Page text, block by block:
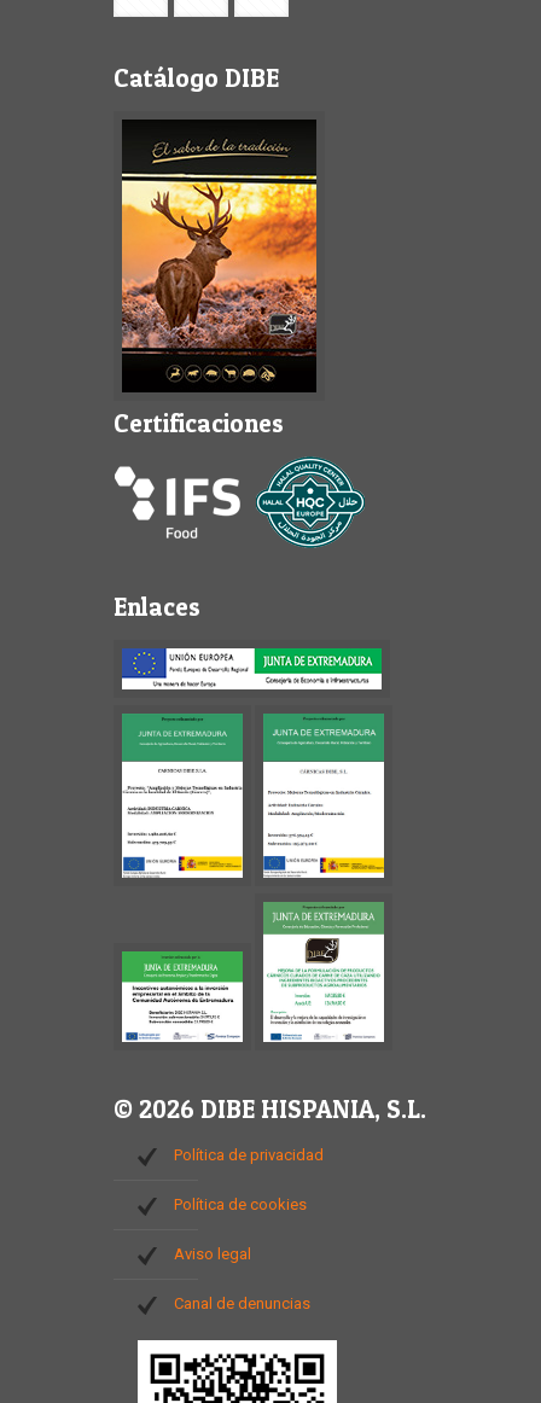
Catálogo DIBE
Certificaciones
Enlaces
© 2026 DIBE HISPANIA, S.L.
Política de privacidad
Política de cookies
Aviso legal
Canal de denuncias